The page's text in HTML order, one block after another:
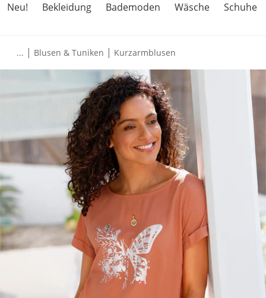
Neu!
Bekleidung Bademoden Wäsche Schuhe
... | Blusen & Tuniken | Kurzarmblusen